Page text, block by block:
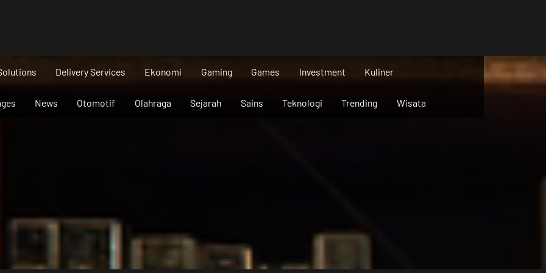
Delivery Services Ekonomi Gaming Games Investment Kuliner
News Otomotif Olahraga Sejarah Sains Teknologi Trending Wisata